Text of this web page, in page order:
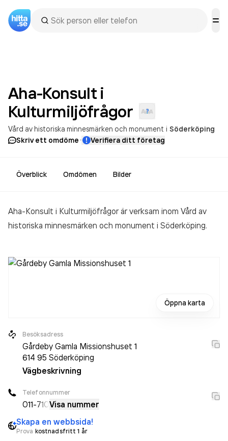
Aha-Konsult i
Kulturmiljöfrågor
Vård av historiska minnesmärken och monument i Söderköping
Skriv ett omdöme· Verifiera ditt företag
Överblick Omdömen Bilder
Aha-Konsult i Kulturmiljöfrågor är verksam inom Vård av
historiska minnesmärken och monument i Söderköping.
Öppna karta
Besöksadress
Gårdeby Gamla Missionshuset 1
614 95 Söderköping
Vägbeskrivning
Telefonnummer
011-710Visa nummer
Skapa en webbsida!
Prova kostnadsfritt 1 år